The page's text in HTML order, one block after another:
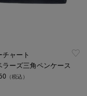
チャート
ラーズ三角ペンケース
（税込）